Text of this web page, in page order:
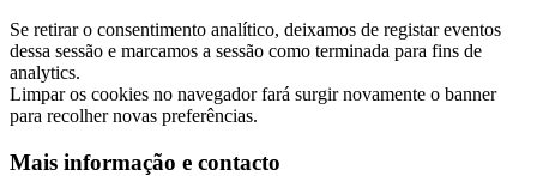
Se retirar o consentimento analítico, deixamos de registar eventos
dessa sessão e marcamos a sessão como terminada para fins de
analytics.
Limpar os cookies no navegador fará surgir novamente o banner
para recolher novas preferências.
Mais informação e contacto